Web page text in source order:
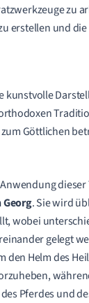
zu
erstellen und
kunstvolle
Göttlichen
Georg. Sie wird
wobei
gelegt
den Helm des
Pferdes und